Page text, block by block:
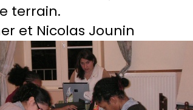
terrain.
et Nicolas Jounin